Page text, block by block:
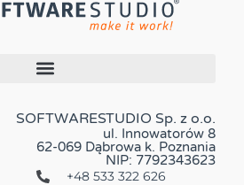
SOFTWARESTUDIO Sp. z o.o.
ul. Innowatorów 8
62-069 Dąbrowa k. Poznania
NIP: 7792343623
+48 533 322 626